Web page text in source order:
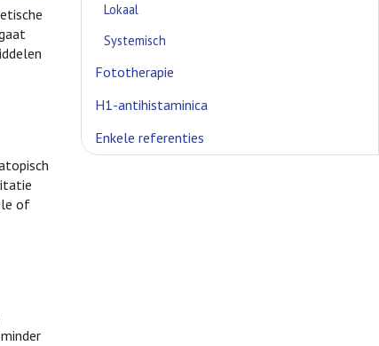
of
Lokaal
Systemisch
Fototherapie
H1-antihistaminica
Enkele referenties